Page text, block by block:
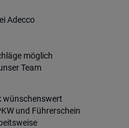
Adecco
möglich
Team
wünschenswert
und Führerschein